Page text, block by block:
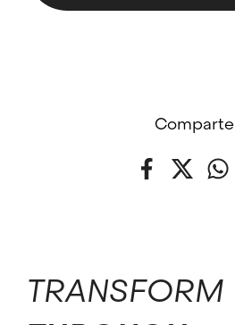
Facebook
Twitter
TRANSFORM